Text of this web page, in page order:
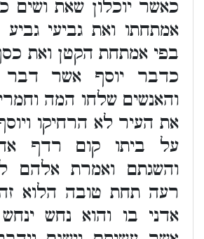
כאשר יוכלון שאת ושים
אמתחתו ואת גביעי
בפי אמתחת הקטן ואת
כדבר יוסף אשר
והאנשים שלחו המה
את העיר לא הרחיקו
על ביתו קום רדף
והשגתם ואמרת אלהם
רעה תחת טובה הלוא
אדני בו והוא נחש